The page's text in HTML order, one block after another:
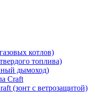
котлов)
топлива)
дымоход)
Craft
(зонт с ветрозащитой)